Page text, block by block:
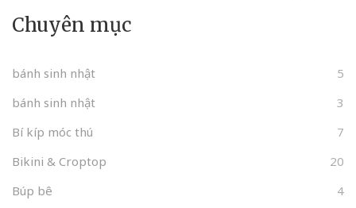
Chuyên mục
bánh sinh nhật
5
bánh sinh nhật
3
Bí kíp móc thú
7
Bikini & Croptop
20
Búp bê
4